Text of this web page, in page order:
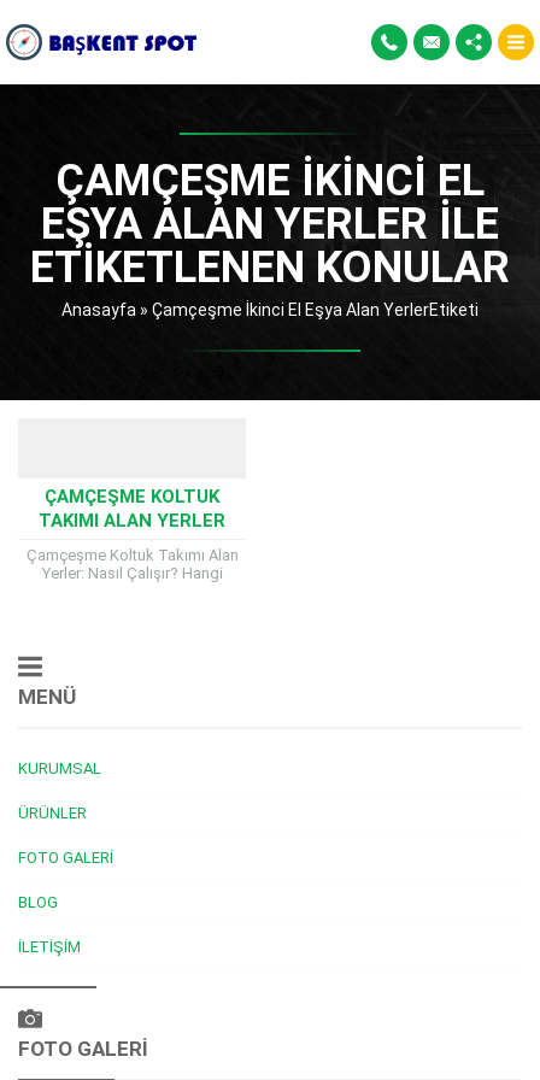
ÇAMÇEŞME İKINCI EL
EŞYA ALAN YERLER ILE
ETIKETLENEN KONULAR
Anasayfa » Çamçeşme İkinci El Eşya Alan YerlerEtiketi
ÇAMÇEŞME KOLTUK
TAKIMI ALAN YERLER
Çamçeşme Koltuk Takımı Alan
Yerler: Nasıl Çalışır? Hangi
MENÜ
KURUMSAL
ÜRÜNLER
FOTO GALERI
BLOG
İLETIŞIM
FOTO GALERİ